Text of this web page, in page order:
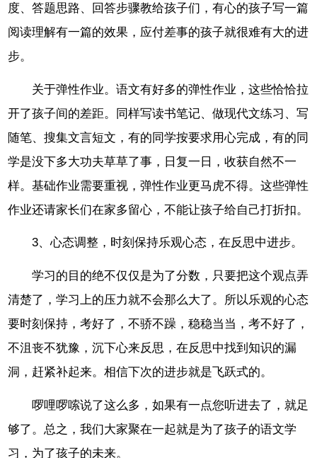
度、答题思路、回答步骤教给孩子们，有心的孩子写一篇
阅读理解有一篇的效果，应付差事的孩子就很难有大的进
步。
关于弹性作业。语文有好多的弹性作业，这些恰恰拉
开了孩子间的差距。同样写读书笔记、做现代文练习、写
随笔、搜集文言短文，有的同学按要求用心完成，有的同
学是没下多大功夫草草了事，日复一日，收获自然不一
样。基础作业需要重视，弹性作业更马虎不得。这些弹性
作业还请家长们在家多留心，不能让孩子给自己打折扣。
3、心态调整，时刻保持乐观心态，在反思中进步。
学习的目的绝不仅仅是为了分数，只要把这个观点弄
清楚了，学习上的压力就不会那么大了。所以乐观的心态
要时刻保持，考好了，不骄不躁，稳稳当当，考不好了，
不沮丧不犹豫，沉下心来反思，在反思中找到知识的漏
洞，赶紧补起来。相信下次的进步就是飞跃式的。
啰哩啰嗦说了这么多，如果有一点您听进去了，就足
够了。总之，我们大家聚在一起就是为了孩子的语文学
习，为了孩子的未来。